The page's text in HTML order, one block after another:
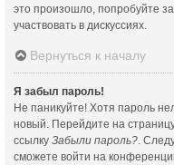
это произошло, попробуйте
участвовать в дискуссиях.
Вернуться к началу
Я забыл пароль!
Не паникуйте! Хотя пароль
новый. Перейдите на
ссылку Забыли пароль? .
сможете войти на